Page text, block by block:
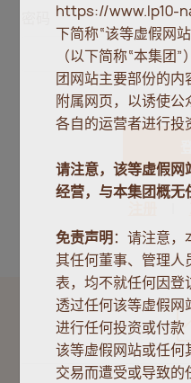
https://www.lp10-
下简称“该等虚假网
（以下简称“本集团
团网站主要部份的
附属网页，以诱使
各自的运营者进行投
请注意，该等虚假网
经营，与本集团概无
免责声明：请注意
其任何董事、管理
表，均不就任何因
透过任何该等虚假
进行任何投资或付款
该等虚假网站或任
交易而遭受或导致